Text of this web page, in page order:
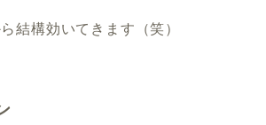
結構効いてきます（笑）